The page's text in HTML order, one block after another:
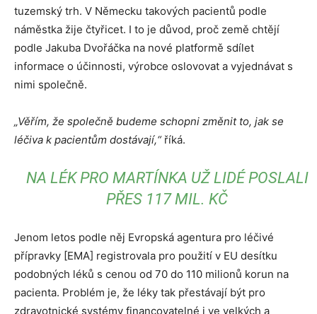
tuzemský trh. V Německu takových pacientů podle
náměstka žije čtyřicet. I to je důvod, proč země chtějí
podle Jakuba Dvořáčka na nové platformě sdílet
informace o účinnosti, výrobce oslovovat a vyjednávat s
nimi společně.
„Věřím, že společně budeme schopni změnit to, jak se
léčiva k pacientům dostávají,“říká.
NA LÉK PRO MARTÍNKA UŽ LIDÉ POSLALI
PŘES 117 MIL. KČ
Jenom letos podle něj Evropská agentura pro léčivé
přípravky [EMA] registrovala pro použití v EU desítku
podobných léků s cenou od 70 do 110 milionů korun na
pacienta. Problém je, že léky tak přestávají být pro
zdravotnické systémy financovatelné i ve velkých a